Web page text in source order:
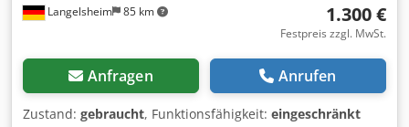
Langelsheim 85 km 1.300 €
Festpreis zzgl. MwSt.
Anfragen Anrufen
Zustand: gebraucht, Funktionsfähigkeit: eingeschränkt